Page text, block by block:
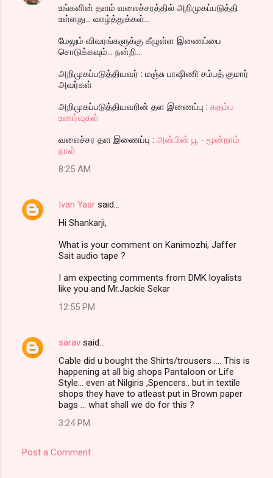
உங்களின் தளம் வலைச்சரத்தில் அறிமுகப்படுத்தி
உள்ளது... வாழ்த்துக்கள்...
மேலும் விவரங்களுக்கு கீழுள்ள இணைப்பை
சொடுக்கவும்... நன்றி...
அறிமுகப்படுத்தியவர் : மஞ்சு பாஷிணி சம்பத் குமார்
அவர்கள்
அறிமுகப்படுத்தியவரின் தள இணைப்பு : கதம்ப
உணர்வுகள்
வலைச்சர தள இணைப்பு : அன்பின் பூ - மூன்றாம்
நாள்
8:25 AM
Ivan Yaar said…
Hi Shankarji,
What is your comment on Kanimozhi, Jaffer
Sait audio tape ?
I am expecting comments from DMK loyalists
like you and Mr.Jackie Sekar
12:55 PM
sarav said…
Cable did u bought the Shirts/trousers .... This is
happening at all big shops Pantaloon or Life
Style... even at Nilgiris ,Spencers.. but in textile
shops they have to atleast put in Brown paper
bags ... what shall we do for this ?
3:24 PM
Post a Comment